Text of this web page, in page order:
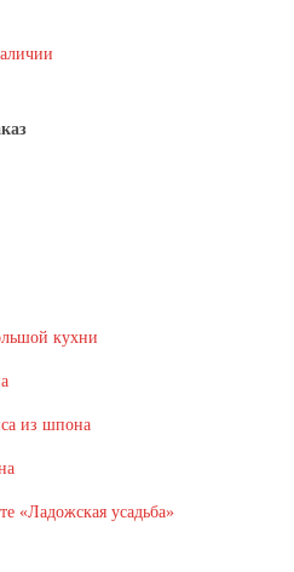
кухни
из шпона
«Ладожская усадьба»